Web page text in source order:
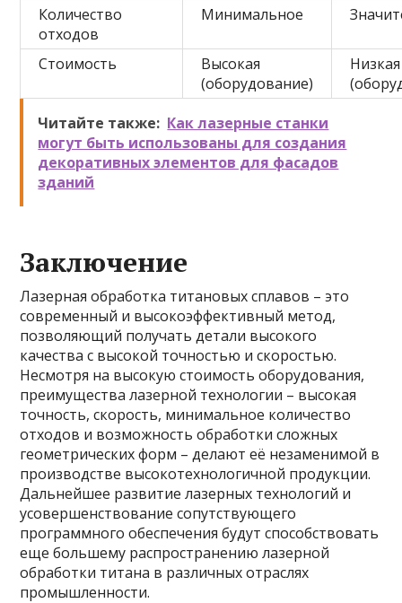
Количество
отходов
Минимальное
Стоимость
Высокая
(оборудование)
Низкая
Читайте также: Как лазерные станки
могут быть использованы для создания
декоративных элементов для фасадов
зданий
Заключение
Лазерная обработка титановых сплавов – это
современный и высокоэффективный метод,
позволяющий получать детали высокого
качества с высокой точностью и скоростью.
Несмотря на высокую стоимость оборудования,
преимущества лазерной технологии – высокая
точность, скорость, минимальное количество
отходов и возможность обработки сложных
геометрических форм – делают её незаменимой в
производстве высокотехнологичной продукции.
Дальнейшее развитие лазерных технологий и
усовершенствование сопутствующего
программного обеспечения будут способствовать
еще большему распространению лазерной
обработки титана в различных отраслях
промышленности.